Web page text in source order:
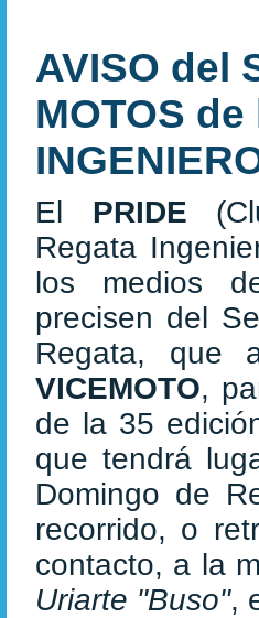
AVISO del
MOTOS de
El PRIDE
Regata
los medios
precisen del
Regata, que
VICEMOTO,
de la 35
que tendrá
Domingo de
recorrido, o
contacto, a la
Uriarte "Buso",